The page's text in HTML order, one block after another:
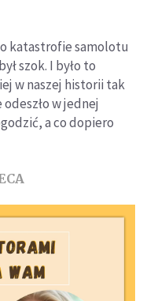
katastrofie samolotu
szok. I było to
w naszej historii tak
w jednej
a co dopiero